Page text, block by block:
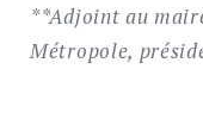
**Adjoint au
Métropole,